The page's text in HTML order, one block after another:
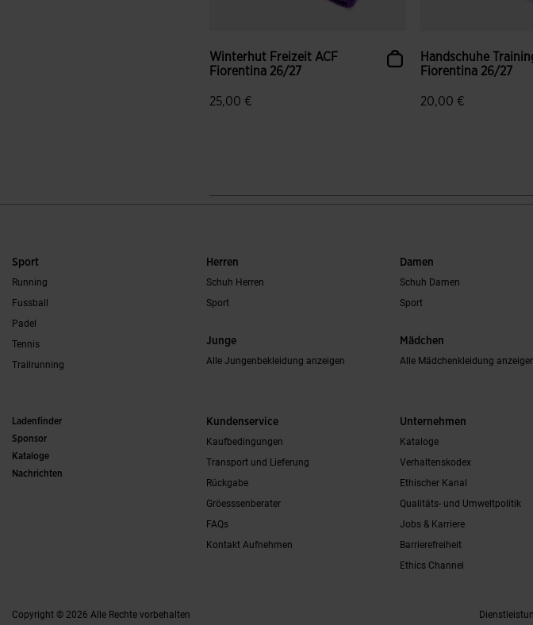
Winterhut Freizeit ACF
Fiorentina 26/27
25,00 €
3,1 von 5 Kundenbewertungen
Handschuhe
Fiorentina 26/27
20,00 €
3,5 von 5
Sport
Running
Fussball
Padel
Tennis
Trailrunning
Herren
Schuh Herren
Sport
Junge
Alle Jungenbekleidung anzeigen
Damen
Schuh Damen
Sport
Mädchen
Alle Mädchenkleidung
Ladenfinder
Sponsor
Kataloge
Nachrichten
Kundenservice
Kaufbedingungen
Transport und Lieferung
Rückgabe
Gröesssenberater
FAQs
Kontakt Aufnehmen
Unternehmen
Kataloge
Verhaltenskodex
Ethischer Kanal
Qualitäts- und Umweltpolitik
Jobs & Karriere
Barrierefreiheit
Ethics Channel
Copyright © 2026 Alle Rechte vorbehalten